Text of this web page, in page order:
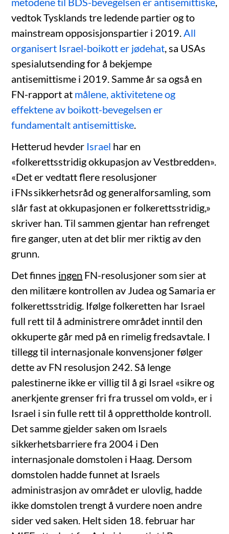
vedtok Tysklands tre ledende partier og to
mainstream opposisjonspartier i 2019. All
organisert Israel-boikott er jødehat , sa USAs
spesialutsending for å bekjempe
antisemittisme i 2019. Samme år sa også en
FN-rapport at målene, aktivitetene og
effektene av boikott-bevegelsen er
fundamentalt antisemittiske
Hetterud hevder Israel har en
«folkerettsstridig okkupasjon av Vestbredden».
«Det er vedtatt flere resolusjoner
i FNs sikkerhetsråd og generalforsamling, som
slår fast at okkupasjonen er folkerettsstridig,»
skriver han. Til sammen gjentar han refrenget
fire ganger, uten at det blir mer riktig av den
grunn.
Det finnes ingen FN-resolusjoner som sier at
den militære kontrollen av Judea og Samaria er
folkerettsstridig. Ifølge folkeretten har Israel
full rett til å administrere området inntil den
okkuperte går med på en rimelig fredsavtale. I
tillegg til internasjonale konvensjoner følger
dette av FN resolusjon 242. Så lenge
palestinerne ikke er villig til å gi Israel «sikre og
anerkjente grenser fri fra trussel om vold», er i
Israel i sin fulle rett til å opprettholde kontroll.
Det samme gjelder saken om Israels
sikkerhetsbarriere fra 2004 i Den
internasjonale domstolen i Haag. Dersom
domstolen hadde funnet at Israels
administrasjon av området er ulovlig, hadde
ikke domstolen trengt å vurdere noen andre
sider ved saken. Helt siden 18. februar har